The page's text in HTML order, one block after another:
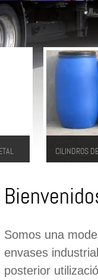
CILINDROS
quis diam
pretium
Somos una
envases
posterior